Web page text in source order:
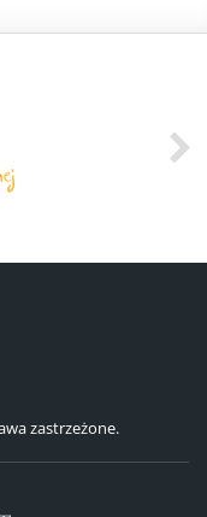
zastrzeżone.